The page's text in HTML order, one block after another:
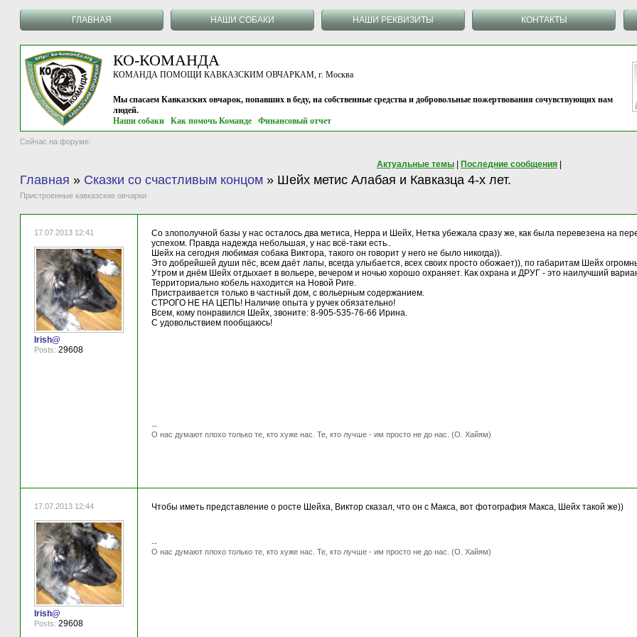
ГЛАВНАЯ НАШИ СОБАКИ НАШИ РЕКВИЗИТЫ КОНТАКТЫ
КО-КОМАНДА
КОМАНДА ПОМОЩИ КАВКАЗСКИМ ОВЧАРКАМ, г. Москва
Мы спасаем Кавказских овчарок, попавших в беду, на собственные средства и добровольные пожертвования сочувствующих нам
людей.
Наши собаки
Как помочь Команде Финансовый отчет
Сейчас на форуме:
Актуальные темы Последние сообщения
Главная » Сказки со счастливым концом » Шейх метис Алабая и Кавказца 4-х лет.
Пристроенные кавказские овчарки
17.07.2013 12:41
Irish@
Posts: 29608
Со злополучной базы у нас осталось два метиса, Нерра и Шейх, Нетка убежала сразу же, как была перевезена на
успехом. Правда надежда небольшая, у нас всё-таки есть..
Шейх на сегодня любимая собака Виктора, такого он говорит у него не было никогда)).
Это добрейшей души пёс, всем даёт лапы, всегда улыбается, всех своих просто обожает)), по габаритам Шейх
Утром и днём Шейх отдыхает в вольере, вечером и ночью хорошо охраняет. Как охрана и ДРУГ - это наилучший
Территориально кобель находится на Новой Риге.
Пристраивается только в частный дом, с вольерным содержанием.
СТРОГО НЕ НА ЦЕПЬ! Наличие опыта у ручек обязательно!
Всем, кому понравился Шейх, звоните: 8-905-535-76-66 Ирина.
С удовольствием пообщаюсь!
--
О нас думают плохо только те, кто хуже нас. Те, кто лучше - им просто не до нас. (О. Хайям)
17.07.2013 12:44
Irish@
Posts: 29608
Чтобы иметь представление о росте Шейха, Виктор сказал, что он с Макса, вот фотография Макса, Шейх такой же))
--
О нас думают плохо только те, кто хуже нас. Те, кто лучше - им просто не до нас. (О. Хайям)